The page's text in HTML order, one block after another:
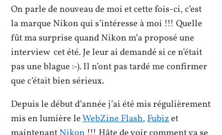
On parle de nouveau de moi et cette fois-ci, c’est
la marque Nikon qui s’intéresse à moi !!! Quelle
fût ma surprise quand Nikon m’a proposé une
interview cet été. Je leur ai demandé si ce n’était
pas une blague :-). Il n’ont pas tardé me confirmer
que c’était bien sérieux.
Depuis le début d’année j’ai été mis régulièrement
mis en lumière leWebZine Flash,Fubizet